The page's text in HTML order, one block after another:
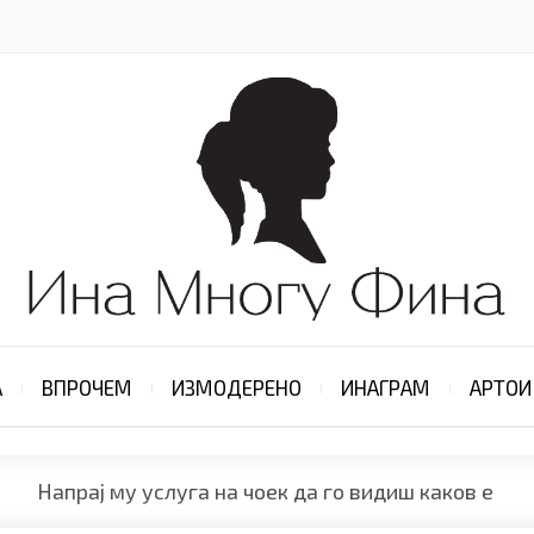
ВПРОЧЕМ ИЗМОДЕРЕНО ИНАГРАМ АРТОИ
Напрај му услуга на чоек да го видиш каков е